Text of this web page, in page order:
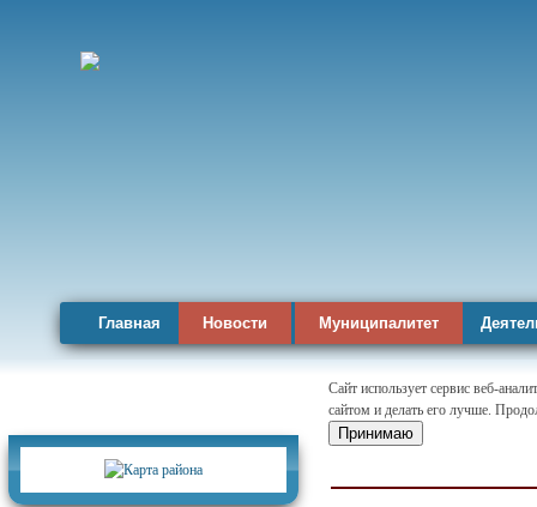
Главная Новости Муниципалитет
Сайт использует сервис веб-
сайтом и делать его лучше.
Принимаю